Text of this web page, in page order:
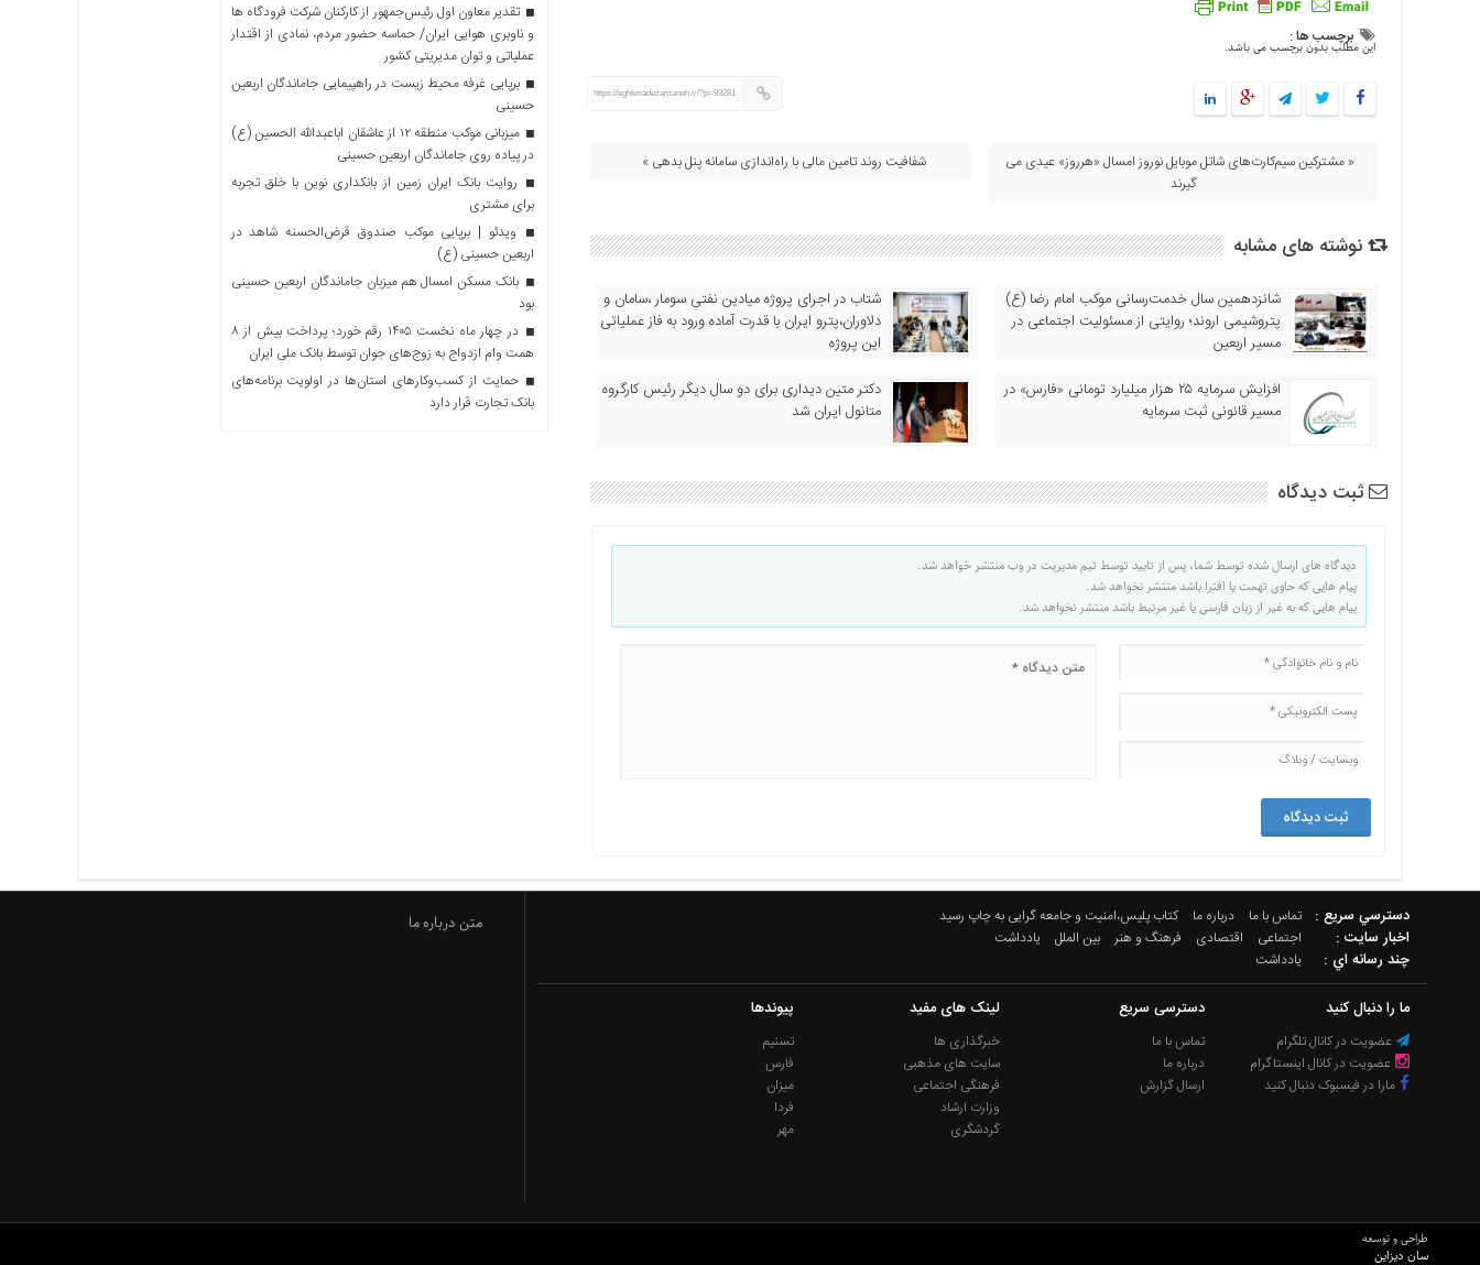
برچسب ها :
این مطلب بدون برچسب می باشد.
https://eghtesadezamaneh.ir/?p=93281
« مشترکین سیم‌کارت‌های شاتل موبایل نوروز امسال «هرروز» عیدی می
گیرند
شفافیت روند تامین مالی با راه‌اندازی سامانه پنل بدهی »
نوشته های مشابه
شانزدهمین سال خدمت‌رسانی موکب امام رضا (ع)
پتروشیمی اروند؛ روایتی از مسئولیت اجتماعی در
مسیر اربعین
شتاب در اجرای پروژه میادین نفتی سومار ،سامان و
دلاوران،پترو ایران با قدرت آماده ورود به فاز عملیاتی
این پروژه
افزایش سرمایه ۲۵ هزار میلیارد تومانی «فارس» در
مسیر قانونی ثبت سرمایه
دکتر متین دیداری برای دو سال دیگر رئیس کارگروه
متانول ایران شد
ثبت دیدگاه
دیدگاه های ارسال شده توسط شما، پس از تایید توسط تیم مدیریت در وب منتشر خواهد شد.
پیام هایی که حاوی تهمت یا افترا باشد منتشر نخواهد شد.
پیام هایی که به غیر از زبان فارسی یا غیر مرتبط باشد منتشر نخواهد شد.
تقدیر معاون اول رئیس‌جمهور از کارکنان شرکت فرودگاه ها
و ناوبری هوایی ایران/ حماسه حضور مردم، نمادی از اقتدار
عملیاتی و توان مدیریتی کشور
برپایی غرفه محیط زیست در راهپیمایی جاماندگان اربعین
حسینی
میزبانی موکب منطقه ۱۲ از عاشقان اباعبدالله الحسین (ع)
در پیاده روی جاماندگان اربعین حسینی
روایت بانک ایران زمین از بانکداری نوین با خلق تجربه
برای مشتری
ویدئو | برپایی موکب صندوق قرض‌الحسنه شاهد در
اربعین حسینی (ع)
بانک مسکن امسال هم میزبان جاماندگان اربعین حسینی
بود
در چهار ماه نخست ۱۴۰۵ رقم خورد؛ پرداخت بیش از ۸
همت وام ازدواج به زوج‌های جوان توسط بانک ملی ایران
حمایت از کسب‌وکارهای استان‌ها در اولویت برنامه‌های
بانک تجارت قرار دارد
دسترسي سريع : تماس با ما درباره ما کتاب پلیس،امنیت و جامعه گرایی به چاپ رسید
اخبار سایت : اجتماعی اقتصادی فرهنگ و هنر بین الملل یادداشت
چند رسانه اي : یادداشت
ما را دنبال کنید
عضویت در کانال تلگرام
عضویت در کانال اینستاگرام
مارا در فیسبوک دنبال کنید
دسترسی سریع
تماس با ما
درباره ما
ارسال گزارش
لینک های مفید
خبرگذاری ها
سایت های مذهبی
فرهنگی اجتماعی
وزارت ارشاد
گردشگری
پیوندها
تسنیم
فارس
میزان
فردا
مهر
متن درباره ما
طراحی و توسعه
سان دیزاین